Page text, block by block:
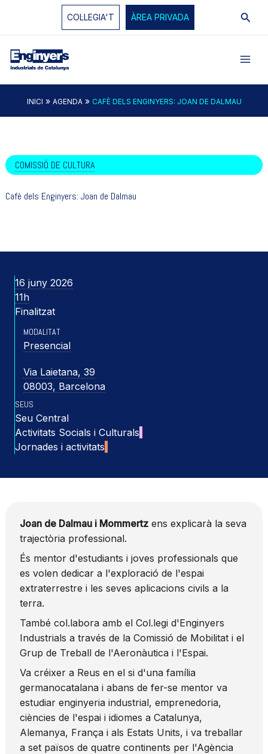
COL·LEGIA'T ÀREA PRIVADA
INICI » AGENDA » CAFÈ DELS ENGINYERS: JOAN DE DALMAU
COMISSIÓ DE CULTURA
Cafè dels Enginyers: Joan de Dalmau
16 juny 2026
11h
Finalitzat
MODALITAT
Presencial
Via Laietana, 39
08003, Barcelona
SEUS
Seu Central
Activitats Socials i Culturals
Jornades i activitats
Joan de Dalmau i Mommertzens explicarà la seva
trajectòria professional.
És mentor d'estudiants i joves professionals que
es volen dedicar a l'exploració de l'espai
extraterrestre i les seves aplicacions civils a la
terra.
També col.labora amb el Col.legi d'Enginyers
Industrials a través de la Comissió de Mobilitat i el
Grup de Treball de l'Aeronàutica i l'Espai.
Va créixer a Reus en el si d'una família
germanocatalana i abans de fer-se mentor va
estudiar enginyeria industrial, emprenedoria,
ciències de l'espai i idiomes a Catalunya,
Alemanya, França i als Estats Units, i va treballar
a set països de quatre continents per l'Agència